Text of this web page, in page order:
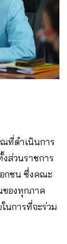
ณที่ดำเนินการ
ส่วนราชการ
กชน ซึ่งคณะ
ของทุกภาค
นการที่จะร่วม